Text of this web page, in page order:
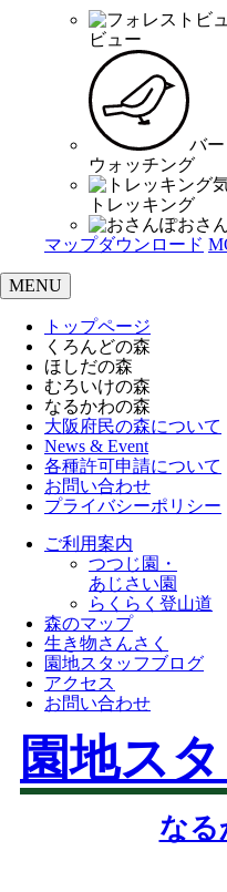
ビュー
バー
ウォッチング
トレッキング
おさ
マップダウンロード
MENU
トップページ
くろんどの森
ほしだの森
むろいけの森
なるかわの森
大阪府民の森について
News & Event
各種許可申請について
お問い合わせ
プライバシーポリシー
ご利用案内
つつじ園・
あじさい園
らくらく登山道
森のマップ
生き物さんさく
園地スタッフブログ
アクセス
お問い合わせ
園地ス
なる